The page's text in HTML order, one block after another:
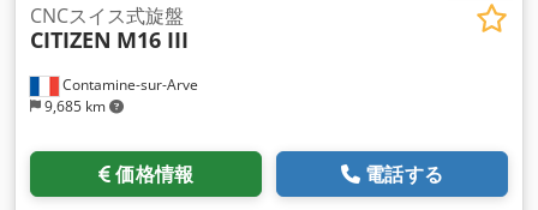
Contamine-sur-Arve
9,685 km
CNCスイス式旋盤
CITIZEN M16 III
価格情報 電話する